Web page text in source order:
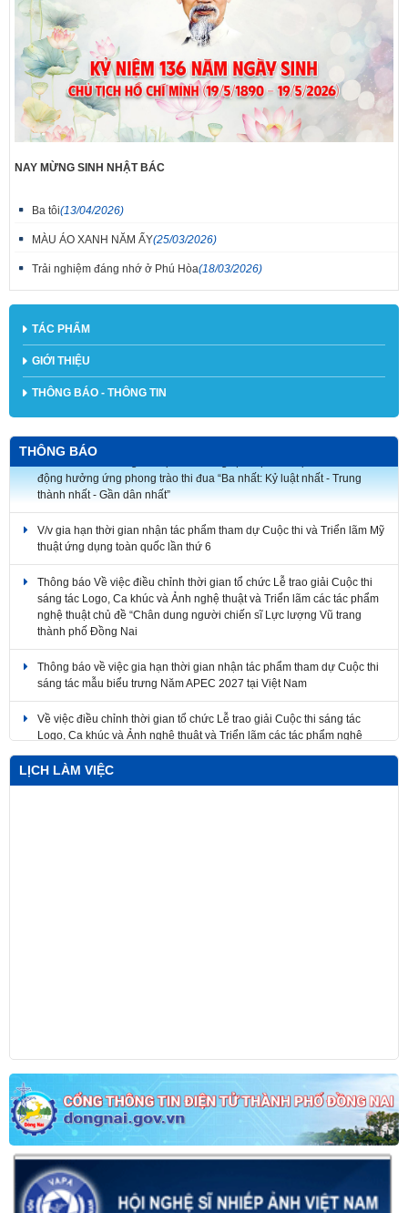
NAY MỪNG SINH NHẬT BÁC
Ba tôi(13/04/2026)
MÀU ÁO XANH NĂM ẤY(25/03/2026)
Trải nghiệm đáng nhớ ở Phú Hòa(18/03/2026)
TÁC PHẨM
GIỚI THIỆU
THÔNG BÁO - THÔNG TIN
THÔNG BÁO
V/v triển khai tham gia Cuộc thi ảnh nghệ thuật và Cuộc thi vẽ tranh cổ
động hưởng ứng phong trào thi đua “Ba nhất: Kỷ luật nhất - Trung
thành nhất - Gần dân nhất”
thuật ứng dụng toàn quốc lần thứ 6
sáng tác Logo, Ca khúc và Ảnh nghệ thuật và Triển lãm các tác phẩm
nghệ thuật chủ đề “Chân dung người chiến sĩ Lực lượng Vũ trang
thành phố Đồng Nai
sáng tác mẫu biểu trưng Năm APEC 2027 tại Việt Nam
Logo, Ca khúc và Ảnh nghệ thuật và Triển lãm các tác phẩm nghệ
thuật
LỊCH LÀM VIỆC